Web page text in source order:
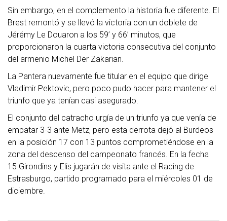
Sin embargo, en el complemento la historia fue diferente. El
Brest remontó y se llevó la victoria con un doblete de
Jérémy Le Douaron a los 59’ y 66’ minutos, que
proporcionaron la cuarta victoria consecutiva del conjunto
del armenio Michel Der Zakarian.
La Pantera nuevamente fue titular en el equipo que dirige
Vladimir Pektovic, pero poco pudo hacer para mantener el
triunfo que ya tenían casi asegurado.
El conjunto del catracho urgía de un triunfo ya que venía de
empatar 3-3 ante Metz, pero esta derrota dejó al Burdeos
en la posición 17 con 13 puntos comprometiéndose en la
zona del descenso del campeonato francés. En la fecha
15 Girondins y Elis jugarán de visita ante el Racing de
Estrasburgo, partido programado para el miércoles 01 de
diciembre.